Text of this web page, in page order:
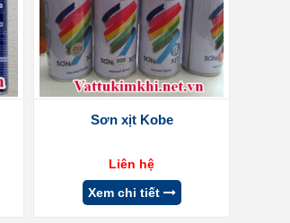
Sơn xịt Kobe
Liên hệ
Xem chi tiết